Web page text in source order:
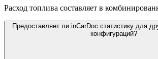
Расход топлива составляет в
Предоставляет ли inCarDoc статистику для
конфигураций?